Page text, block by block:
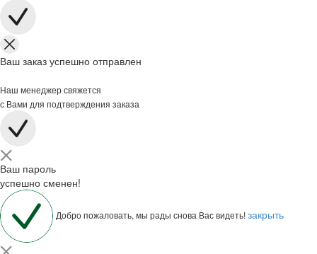
Ваш заказ успешно отправлен
Наш менеджер свяжется
с Вами для подтверждения заказа
Ваш пароль
успешно сменен!
Добро пожаловать, мы рады снова Вас видеть!закрыть